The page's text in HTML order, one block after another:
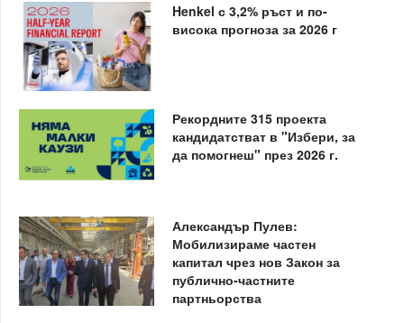
Henkel с 3,2% ръст и по-
висока прогноза за 2026 г
Рекордните 315 проекта
кандидатстват в "Избери, за
да помогнеш" през 2026 г.
Александър Пулев:
Мобилизираме частен
капитал чрез нов Закон за
публично-частните
партньорства